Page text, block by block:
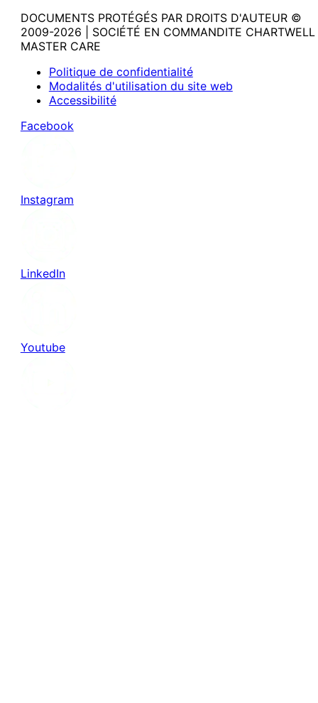
DOCUMENTS PROTÉGÉS PAR DROITS D'AUTEUR ©
2009-2026 | SOCIÉTÉ EN COMMANDITE CHARTWELL
MASTER CARE
Politique de confidentialité
Modalités d'utilisation du site web
Accessibilité
Facebook
Instagram
LinkedIn
Youtube